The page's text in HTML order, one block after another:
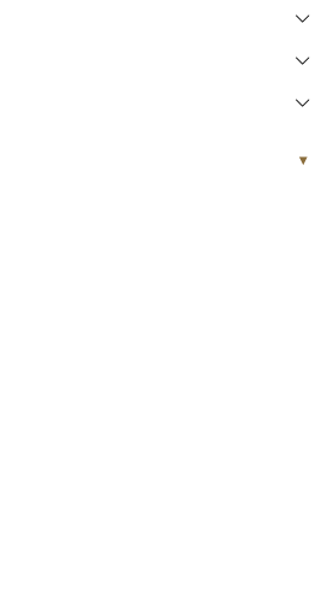
ışık farklılığından dolayı değişiklik
yıkanması tavsiye edilir.
▾